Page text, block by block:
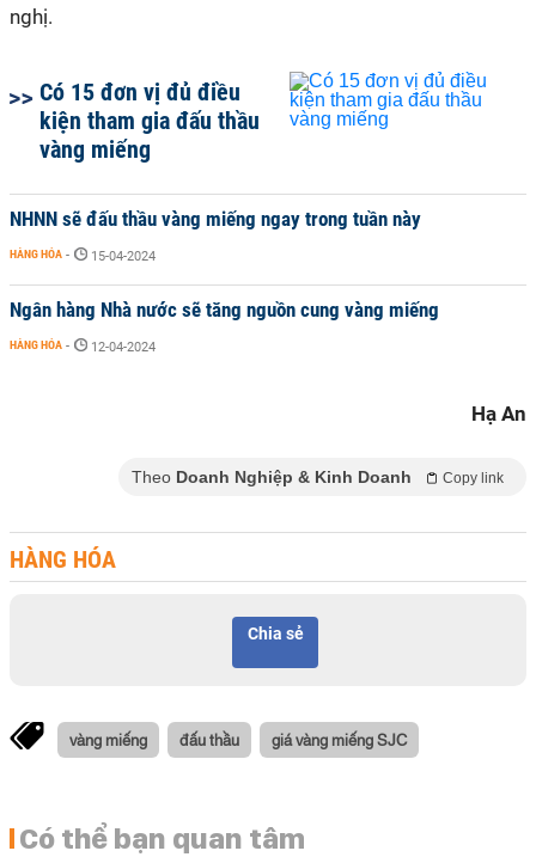
nghị.
Có 15 đơn vị đủ điều
kiện tham gia đấu thầu
vàng miếng
NHNN sẽ đấu thầu vàng miếng ngay trong tuần này
HÀNG HÓA - 15-04-2024
Ngân hàng Nhà nước sẽ tăng nguồn cung vàng miếng
HÀNG HÓA - 12-04-2024
Hạ An
Theo Doanh Nghiệp & Kinh Doanh Copy link
HÀNG HÓA
Chia sẻ
vàng miếng đấu thầu giá vàng miếng SJC
Có thể bạn quan tâm